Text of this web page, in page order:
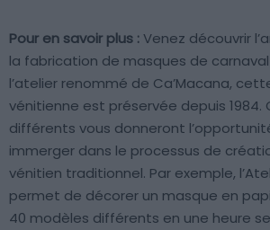
Pour en savoir plus :Venez découvrir
la fabrication de masques de carnaval
l’atelier renommé de Ca’Macana,
vénitienne est préservée depuis 1984.
différents vous donneront
immerger dans le processus de
vénitien traditionnel. Par exemple,
permet de décorer un masque en
40 modèles différents en une heure